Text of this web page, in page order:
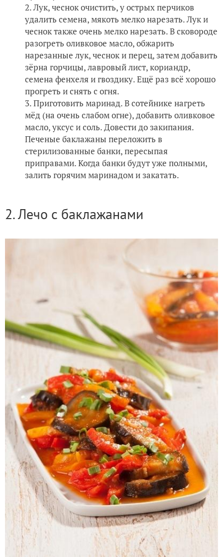
Лук, чеснок очистить, у острых перчиков
удалить семена, мякоть мелко нарезать. Лук и
чеснок также очень мелко нарезать. В сковороде
разогреть оливковое масло, обжарить
нарезанные лук, чеснок и перец, затем добавить
зёрна горчицы, лавровый лист, кориандр,
семена фенхеля и гвоздику. Ещё раз всё хорошо
прогреть и снять с огня.
Приготовить маринад. В сотейнике нагреть
мёд (на очень слабом огне), добавить оливковое
масло, уксус и соль. Довести до закипания.
Печеные баклажаны переложить в
стерилизованные банки, пересыпая
приправами. Когда банки будут уже полными,
залить горячим маринадом и закатать.
2. Лечо с баклажанами